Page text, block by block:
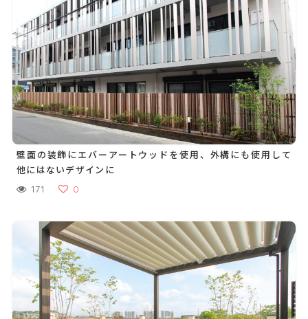
壁面の装飾にエバーアートウッドを使用、外構にも使用して
他にはないデザインに
171 0